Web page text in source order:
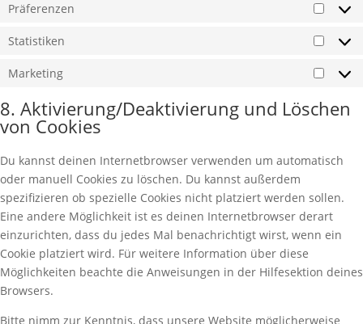
Präferenzen
Statistiken
Marketing
8. Aktivierung/Deaktivierung und Löschen
von Cookies
Du kannst deinen Internetbrowser verwenden um automatisch
oder manuell Cookies zu löschen. Du kannst außerdem
spezifizieren ob spezielle Cookies nicht platziert werden sollen.
Eine andere Möglichkeit ist es deinen Internetbrowser derart
einzurichten, dass du jedes Mal benachrichtigt wirst, wenn ein
Cookie platziert wird. Für weitere Information über diese
Möglichkeiten beachte die Anweisungen in der Hilfesektion deines
Browsers.
Bitte nimm zur Kenntnis, dass unsere Website möglicherweise